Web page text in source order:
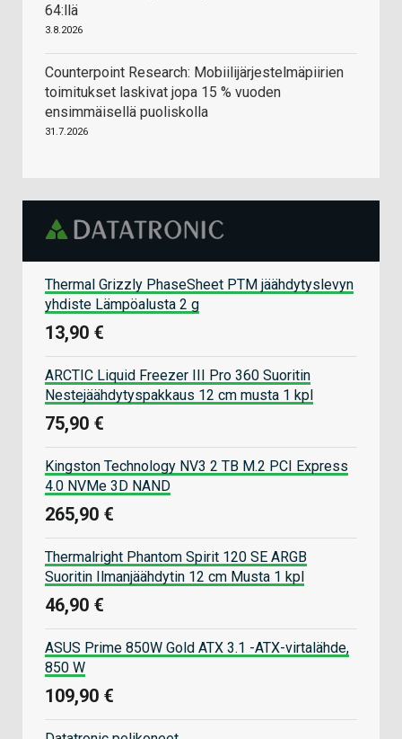
64:llä
3.8.2026
Counterpoint Research: Mobiilijärjestelmäpiirien
toimitukset laskivat jopa 15 % vuoden
ensimmäisellä puoliskolla
31.7.2026
Thermal Grizzly PhaseSheet PTM jäähdytyslevyn
yhdiste Lämpöalusta 2 g
13,90 €
ARCTIC Liquid Freezer III Pro 360 Suoritin
Nestejäähdytyspakkaus 12 cm musta 1 kpl
75,90 €
Kingston Technology NV3 2 TB M.2 PCI Express
4.0 NVMe 3D NAND
265,90 €
Thermalright Phantom Spirit 120 SE ARGB
Suoritin Ilmanjäähdytin 12 cm Musta 1 kpl
46,90 €
ASUS Prime 850W Gold ATX 3.1 -ATX-virtalähde,
850 W
109,90 €